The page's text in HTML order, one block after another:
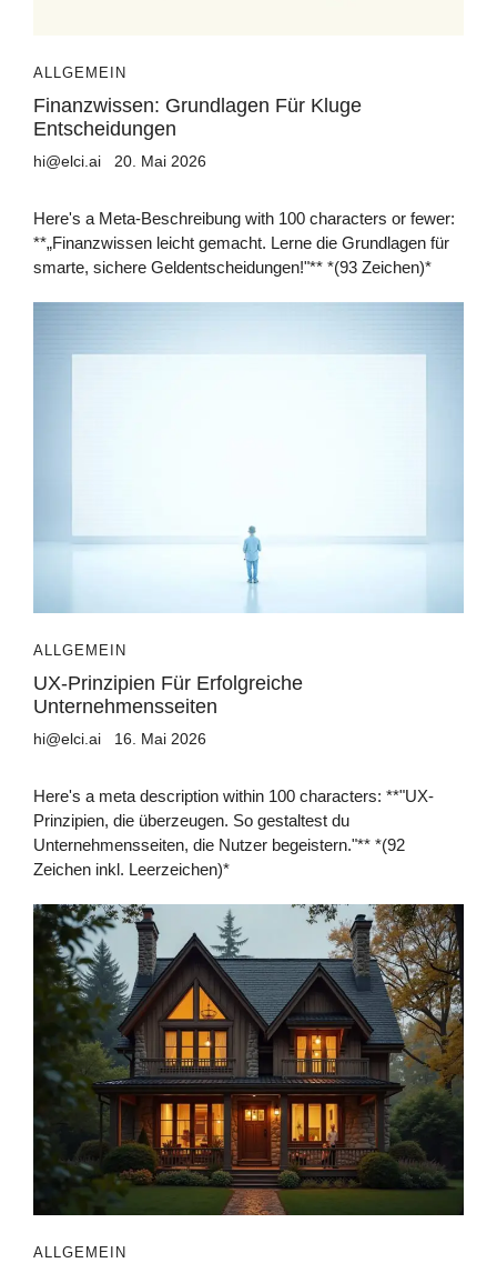
ALLGEMEIN
Finanzwissen: Grundlagen Für Kluge
Entscheidungen
hi@elci.ai 20. Mai 2026
Here's a Meta-Beschreibung with 100 characters or fewer:
**„Finanzwissen leicht gemacht. Lerne die Grundlagen für
smarte, sichere Geldentscheidungen!"** *(93 Zeichen)*
ALLGEMEIN
UX-Prinzipien Für Erfolgreiche
Unternehmensseiten
hi@elci.ai 16. Mai 2026
Here's a meta description within 100 characters: **"UX-
Prinzipien, die überzeugen. So gestaltest du
Unternehmensseiten, die Nutzer begeistern."** *(92
Zeichen inkl. Leerzeichen)*
ALLGEMEIN